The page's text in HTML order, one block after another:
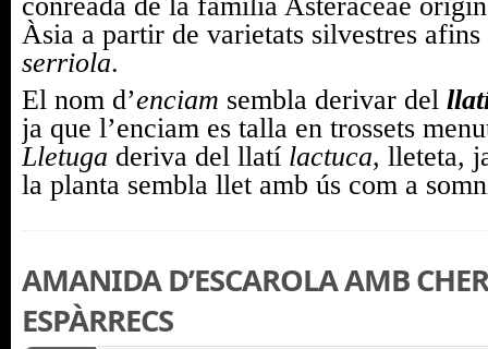
Àsia a partir de varietats silvestres afins
serriola.
El nom d’enciam sembla derivar del
ja que l’enciam es talla en trossets
Lletuga deriva del llatí lactuca, lleteta,
la planta sembla llet amb ús com a
AMANIDA D’ESCAROLA AMB
ESPÀRRECS